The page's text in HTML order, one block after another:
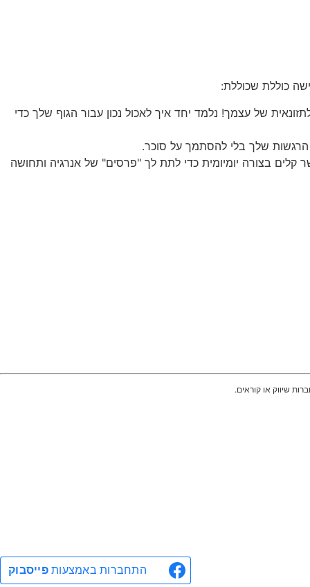
כוללת שכוללת:
של עצמך! נלמד יחד איך לאכול נכון עבור הגוף שלך כדי
הרגשות שלך בלי להסתמך על סוכר.
בצורה יומיומית כדי לתת לך "פרסים" של אנרגיה ותחושה
שיווק או קוראים.
התחברות באמצעותפייסבוק